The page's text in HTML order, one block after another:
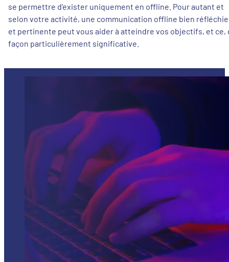
se permettre d’exister uniquement en offline. Pour autant et
selon votre activité, une communication offline bien réfléchie
et pertinente peut vous aider à atteindre vos objectifs, et ce,
façon particulièrement significative.